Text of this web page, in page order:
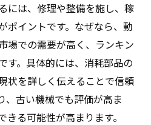
い業者の見分け方まとめ
寧査定する業者を選ぶポイ
の比較で重視したい機械
には、修理や整備を施し、稼
ポイントです。なぜなら、動
場での需要が高く、ランキン
す。具体的には、消耗部品の
状を詳しく伝えることで信頼
、古い機械でも評価が高ま
る可能性が高まります。